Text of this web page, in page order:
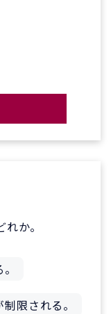
か。
限される。